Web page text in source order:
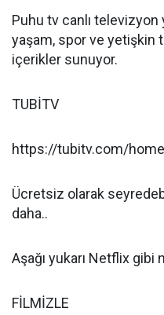
Puhu tv canlı televizyon
yaşam, spor ve yetişkin
içerikler sunuyor.
TUBİTV
https://tubitv.com/home
Ücretsiz olarak
daha..
Aşağı yukarı Netflix gibi
FİLMİZLE